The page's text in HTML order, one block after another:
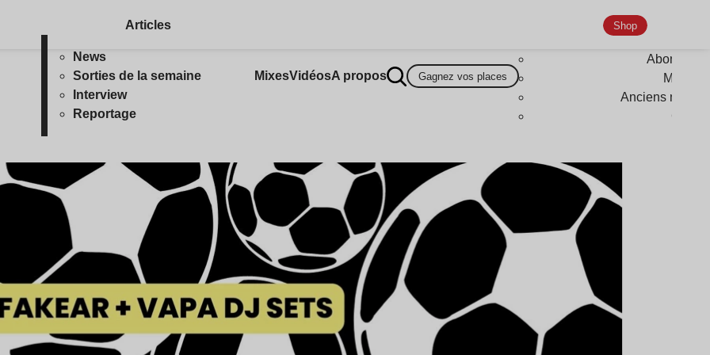
Articles
News
Sorties de la semaine
Interview
Reportage
MixesVidéosA propos Gagnez vos places
Shop
Anciens